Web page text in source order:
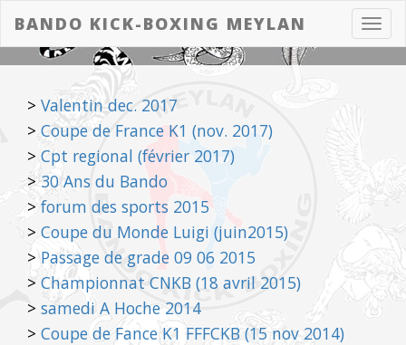
BANDO KICK-BOXING MEYLAN
> Valentin dec. 2017
> Coupe de France K1 (nov. 2017)
> Cpt regional (février 2017)
>30 Ans du Bando
> forum des sports 2015
> Coupe du Monde Luigi (juin2015)
>Passage de grade 09 06 2015
> Championnat CNKB (18 avril 2015)
> samedi A Hoche 2014
> Coupe de Fance K1 FFFCKB (15 nov 2014)